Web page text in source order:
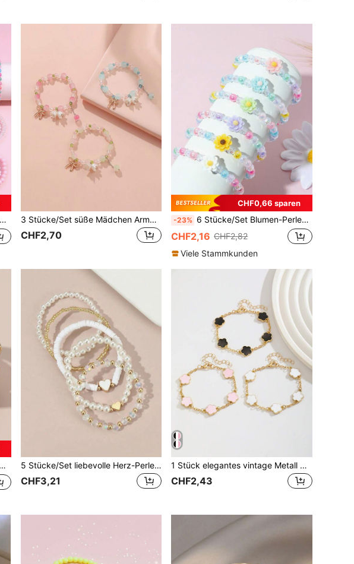
3 Stücke/Set süße Mädchen Armband Set mit Orchidee Perlen, Geschenk für beste Freundinnen/BFF
CHF2,70
CHF0,66 sparen
-23% 6 Stücke/Set Blumen-Perlen-Armbänder für Kinder, zufällige Farbe
CHF2,16 CHF2,82
Viele Stammkunden
5 Stücke/Set liebevolle Herz-Perlen-Armband-Set für Mädchen, geeignet für Alltag, Partyschmuck, Urlaubsgeschenk
CHF3,21
1 Stück elegantes vintage Metall 5-Blüten Armband, geeignet für Mädchen & Jungen, Sommerreisen, Alltagsmode, Feiertage, Geburtstagsgeschenk, Geschenk zum Schulanfang
CHF2,43